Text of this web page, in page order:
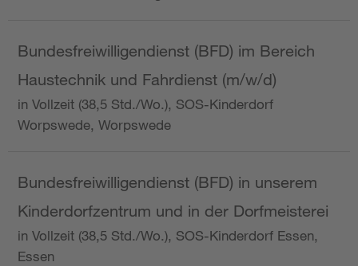
Bundesfreiwilligendienst (BFD) im Bereich
Haustechnik und Fahrdienst (m/w/d)
in Vollzeit (38,5 Std./Wo.), SOS-Kinderdorf
Worpswede, Worpswede
Bundesfreiwilligendienst (BFD) in unserem
Kinderdorfzentrum und in der Dorfmeisterei
in Vollzeit (38,5 Std./Wo.), SOS-Kinderdorf Essen,
Essen